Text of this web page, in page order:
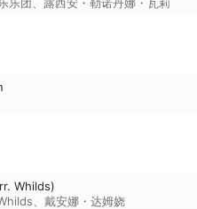
Whilds)
戴安娜・达姆娆